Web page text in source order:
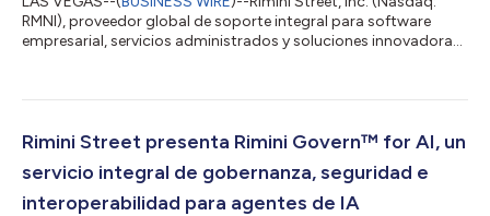
RMNI), proveedor global de soporte integral para software
empresarial, servicios administrados y soluciones innovadoras
VMware, anunció los resultados del segundo trimestre del
del segundo trimestre y cuatro trimestres consecutivos de
crecimiento en nuestros principal...
Rimini Street presenta Rimini Govern™ for AI, un
servicio integral de gobernanza, seguridad e
interoperabilidad para agentes de IA